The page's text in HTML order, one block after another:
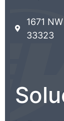
1671
33323